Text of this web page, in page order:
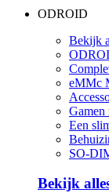
ODROID
Bekijk
eMMc
Een
SO-
Bekijk